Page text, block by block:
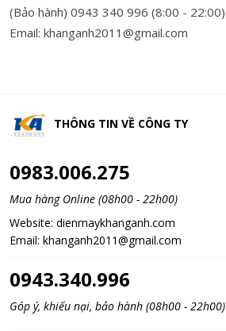
(Bảo hành) 0943 340 996 (8:00 - 22:00)
Email: khanganh2011@gmail.com
THÔNG TIN VỀ CÔNG TY
0983.006.275
Mua hàng Online (08h00 - 22h00)
Website: dienmaykhanganh.com
Email: khanganh2011@gmail.com
0943.340.996
Góp ý, khiếu nại, bảo hành (08h00 - 22h00)